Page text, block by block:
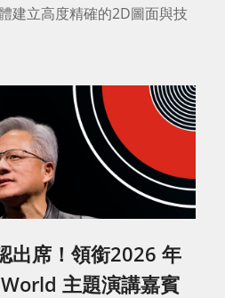
建立高度精確的2D圖面與技
出席！領銜2026 年
World 主題演講嘉賓